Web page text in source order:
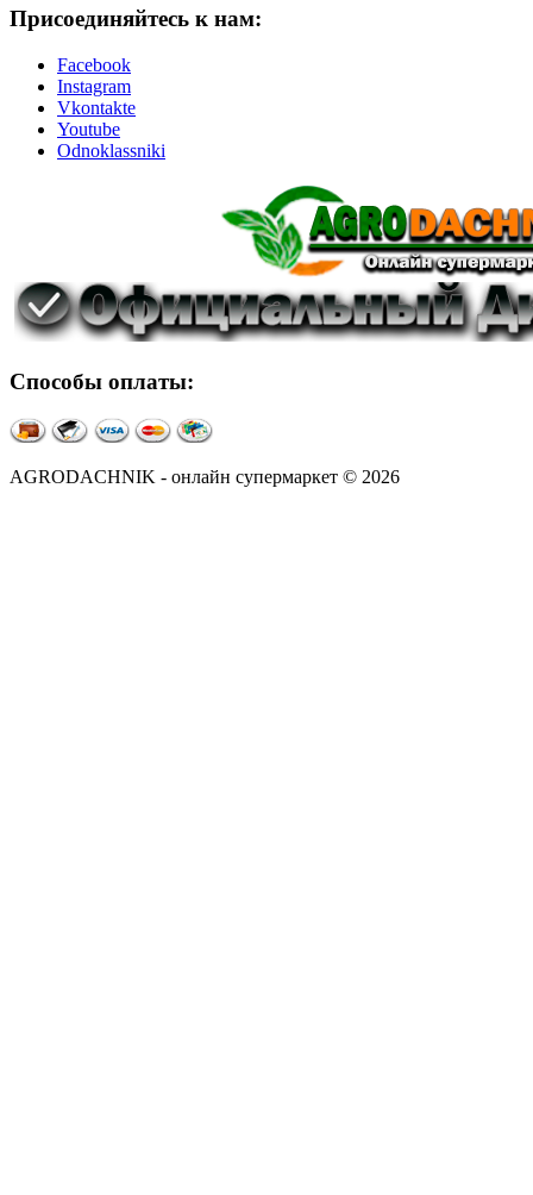
Присоединяйтесь к нам:
Facebook
Instagram
Vkontakte
Youtube
Odnoklassniki
Способы оплаты:
AGRODACHNIK - онлайн супермаркет © 2026